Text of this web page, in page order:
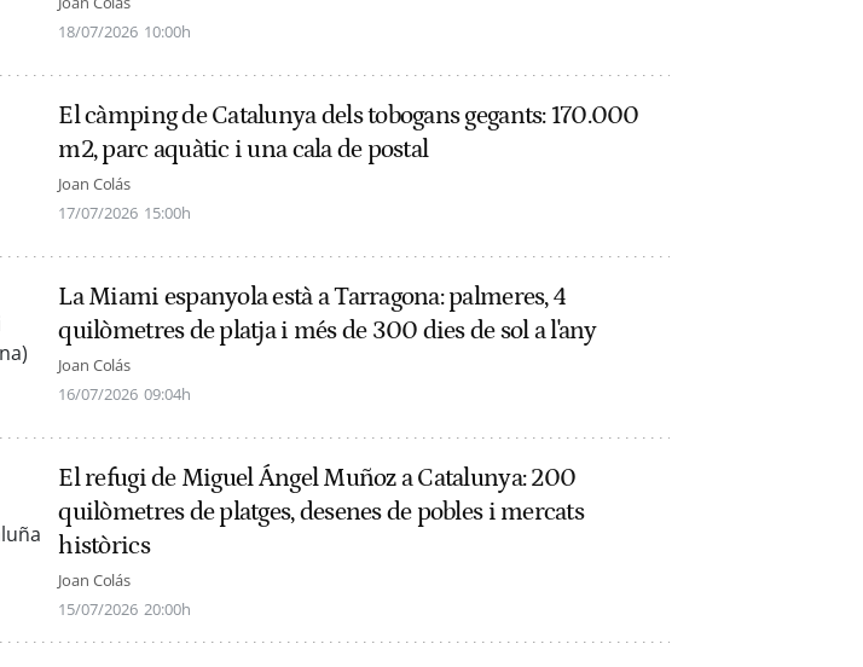
18/07/2026 10:00h
El càmping de Catalunya dels tobogans gegants: 170.000
m2, parc aquàtic i una cala de postal
Joan Colás
17/07/2026 15:00h
La Miami espanyola està a Tarragona: palmeres, 4
quilòmetres de platja i més de 300 dies de sol a l'any
Joan Colás
16/07/2026 09:04h
El refugi de Miguel Ángel Muñoz a Catalunya: 200
quilòmetres de platges, desenes de pobles i mercats
històrics
Joan Colás
15/07/2026 20:00h